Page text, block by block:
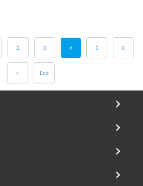
2 3 4 5 6
> End